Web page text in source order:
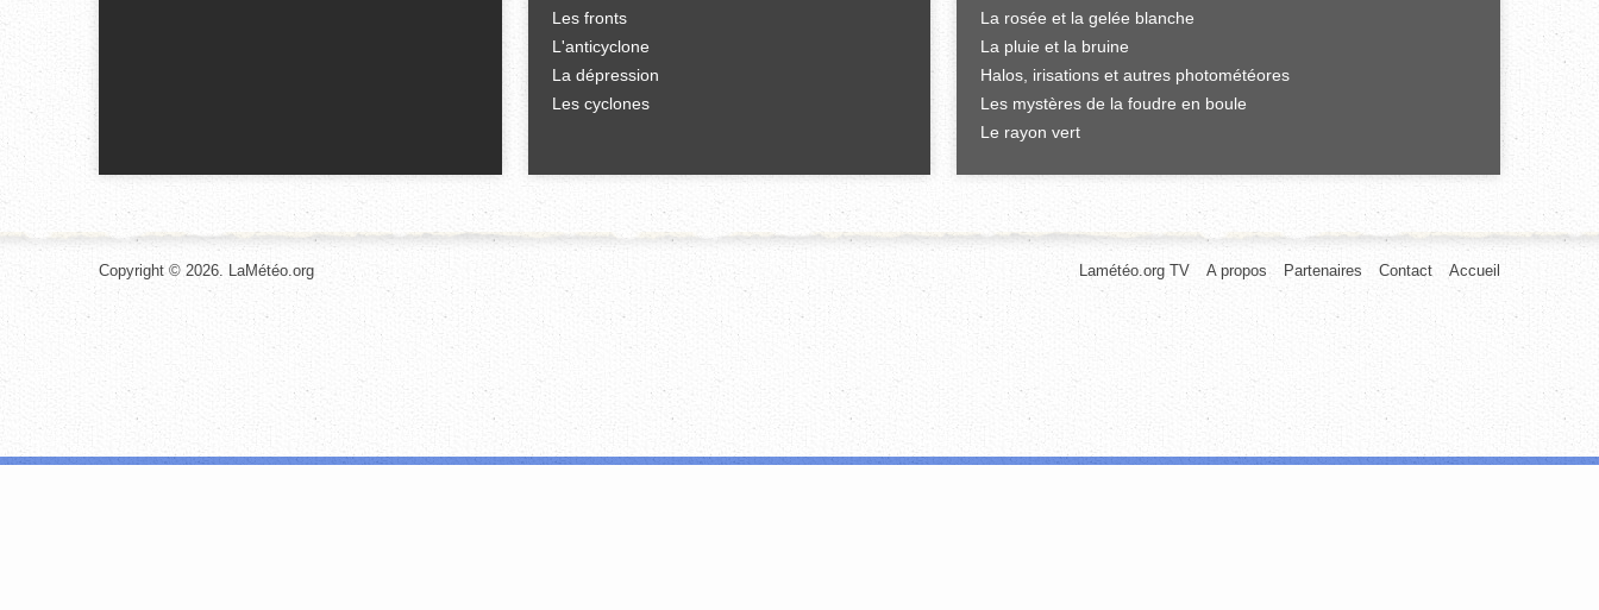
Les fronts
L'anticyclone
La dépression
Les cyclones
La rosée et la gelée blanche
La pluie et la bruine
Halos, irisations et autres photométéores
Les mystères de la foudre en boule
Le rayon vert
Copyright © 2026. LaMétéo.org Accueil
Contact
Partenaires
A propos
Lamétéo.org TV